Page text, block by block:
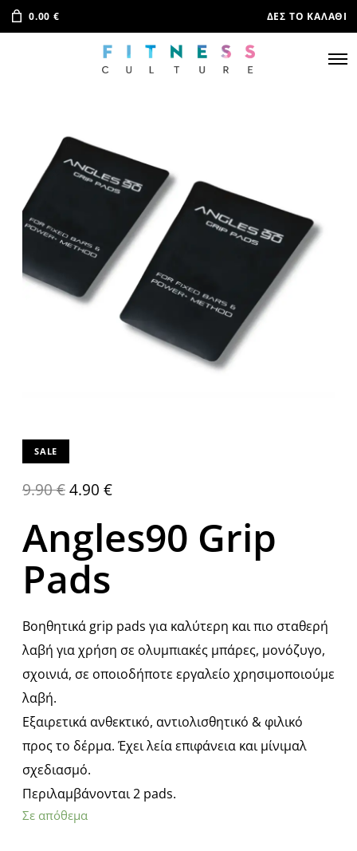
0.00 € ΔΕΣ ΤΟ ΚΑΛΆΘΙ
SALE
9.90€4.90 €
Angles90 Grip
Pads
Βοηθητικά grip pads για καλύτερη και πιο σταθερή
λαβή για χρήση σε ολυμπιακές μπάρες, μονόζυγο,
σχοινιά, σε οποιοδήποτε εργαλείο χρησιμοποιούμε
λαβή.
Εξαιρετικά ανθεκτικό, αντιολισθητικό & φιλικό
προς το δέρμα. Έχει λεία επιφάνεια και μίνιμαλ
σχεδιασμό.
Περιλαμβάνονται 2 pads.
Σε απόθεμα